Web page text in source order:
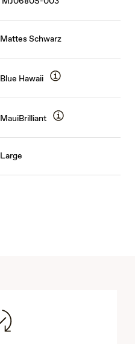
Mattes Schwarz
Blue Hawaii
MauiBrilliant
Large